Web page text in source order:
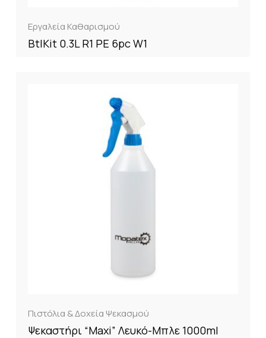
Εργαλεία Καθαρισμού
BtlKit 0.3L R1 PE 6pc W1
Πιστόλια & Δοχεία Ψεκασμού
Ψεκαστήρι “Maxi” Λευκό-Μπλε 1000ml